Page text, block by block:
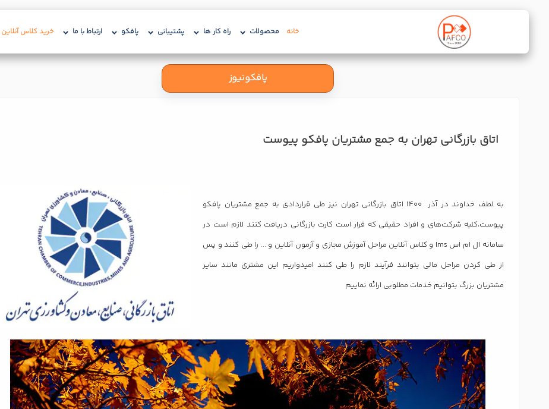
خانه محصولات راه کار ها پشتیبانی پافکو ارتباط با ما خرید کلاس آنلاین
پافکونیوز
اتاق بازرگانی تهران به جمع مشتریان پافکو پیوست
به لطف خداوند در آذر 1400 اتاق بازرگانی تهران نیز طی قراردادی به جمع مشتریان پافکو
پیوست،کلیه شرکت‌های و افراد حقیقی که قرار است کارت بازرگانی دریافت کنند لازم است در
سامانه ال ام اس lms و کلاس آنلاین مراحل آموزش مجازی و آزمون آنلاین و ... را طی کنند و پس
از طی کردن مراحل مالی بتوانند فرآیند لازم را طی کنند امیدواریم این مشتری مانند سایر
مشتریان بزرگ بتوانیم خدمات مطلوبی ارائه نماییم